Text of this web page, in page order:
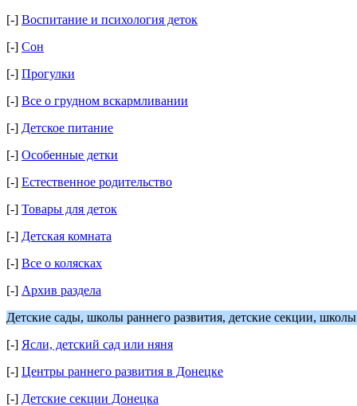
[-] Воспитание и психология деток
[-] Сон
[-] Прогулки
[-] Все о грудном вскармливании
[-] Детское питание
[-] Особенные детки
[-] Естественное родительство
[-] Товары для деток
[-] Детская комната
[-] Все о колясках
[-] Архив раздела
Детские сады, школы раннего развития, детские секции, школы
[-] Ясли, детский сад или няня
[-] Центры раннего развития в Донецке
[-] Детские секции Донецка